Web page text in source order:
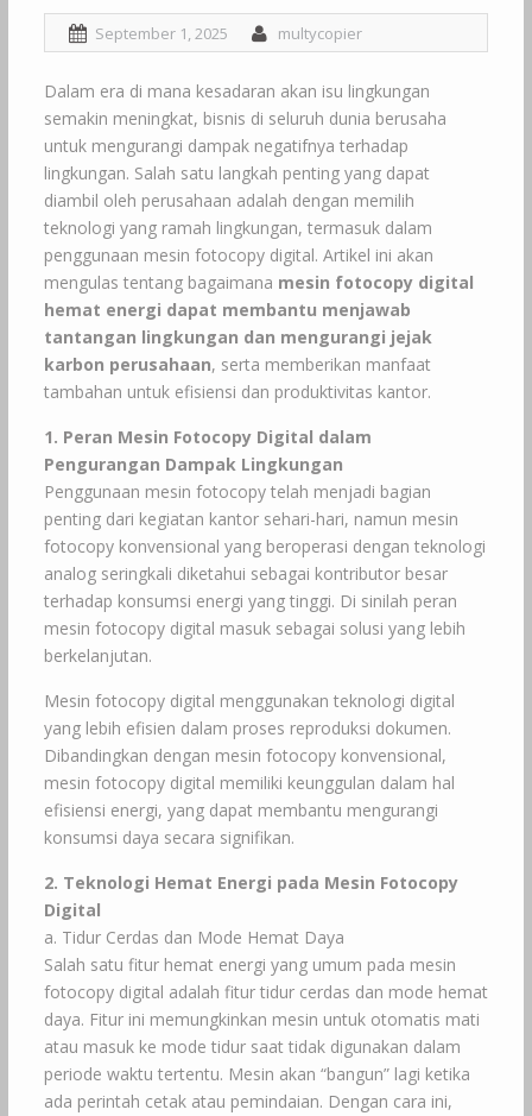
September 1, 2025 multycopier
Dalam era di mana kesadaran akan isu lingkungan
semakin meningkat, bisnis di seluruh dunia berusaha
untuk mengurangi dampak negatifnya terhadap
lingkungan. Salah satu langkah penting yang dapat
diambil oleh perusahaan adalah dengan memilih
teknologi yang ramah lingkungan, termasuk dalam
penggunaan mesin fotocopy digital. Artikel ini akan
mengulas tentang bagaimana mesin fotocopy digital
hemat energi dapat membantu menjawab
tantangan lingkungan dan mengurangi jejak
karbon perusahaan, serta memberikan manfaat
tambahan untuk efisiensi dan produktivitas kantor.
1. Peran Mesin Fotocopy Digital dalam
Pengurangan Dampak Lingkungan
Penggunaan mesin fotocopy telah menjadi bagian
penting dari kegiatan kantor sehari-hari, namun mesin
fotocopy konvensional yang beroperasi dengan teknologi
analog seringkali diketahui sebagai kontributor besar
terhadap konsumsi energi yang tinggi. Di sinilah peran
mesin fotocopy digital masuk sebagai solusi yang lebih
berkelanjutan.
Mesin fotocopy digital menggunakan teknologi digital
yang lebih efisien dalam proses reproduksi dokumen.
Dibandingkan dengan mesin fotocopy konvensional,
mesin fotocopy digital memiliki keunggulan dalam hal
efisiensi energi, yang dapat membantu mengurangi
konsumsi daya secara signifikan.
2. Teknologi Hemat Energi pada Mesin Fotocopy
Digital
a. Tidur Cerdas dan Mode Hemat Daya
Salah satu fitur hemat energi yang umum pada mesin
fotocopy digital adalah fitur tidur cerdas dan mode hemat
daya. Fitur ini memungkinkan mesin untuk otomatis mati
atau masuk ke mode tidur saat tidak digunakan dalam
periode waktu tertentu. Mesin akan “bangun” lagi ketika
ada perintah cetak atau pemindaian. Dengan cara ini,